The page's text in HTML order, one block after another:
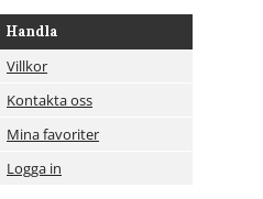
Handla
Villkor
Kontakta oss
Mina favoriter
Logga in